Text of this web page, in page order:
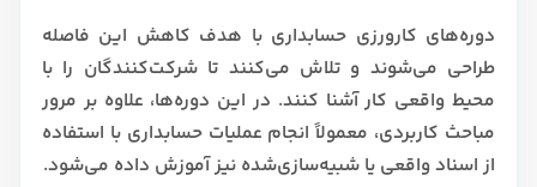
دوره‌های کارورزی حسابداری با هدف کاهش این فاصله
طراحی می‌شوند و تلاش می‌کنند تا شرکت‌کنندگان را با
محیط واقعی کار آشنا کنند. در این دوره‌ها، علاوه بر مرور
مباحث کاربردی، معمولاً انجام عملیات حسابداری با استفاده
از اسناد واقعی یا شبیه‌سازی‌شده نیز آموزش داده می‌شود.